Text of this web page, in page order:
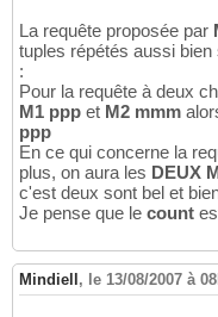
La requête proposée par
tuples répétés aussi
:
Pour la requête à deux
M1 ppp et M2 mmm
ppp
En ce qui concerne la
plus, on aura les DEUX
c'est deux sont bel et
Je pense que le count
Mindiell, le 13/08/2007 à